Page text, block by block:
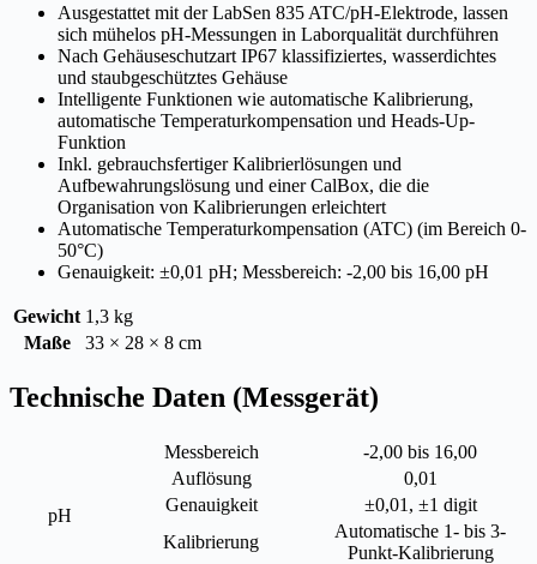
Ausgestattet mit der LabSen 835 ATC/pH-Elektrode, lassen
sich mühelos pH-Messungen in Laborqualität durchführen
Nach Gehäuseschutzart IP67 klassifiziertes, wasserdichtes
und staubgeschütztes Gehäuse
Intelligente Funktionen wie automatische Kalibrierung,
automatische Temperaturkompensation und Heads-Up-
Funktion
Inkl. gebrauchsfertiger Kalibrierlösungen und
Aufbewahrungslösung und einer CalBox, die die
Organisation von Kalibrierungen erleichtert
Automatische Temperaturkompensation (ATC) (im Bereich 0-
50°C)
Genauigkeit: ±0,01 pH; Messbereich: -2,00 bis 16,00 pH
Gewicht 1,3 kg
Maße
33 × 28 × 8 cm
Technische Daten (Messgerät)
pH
Messbereich
-2,00 bis 16,00
Auflösung
0,01
Genauigkeit
±0,01, ±1 digit
Kalibrierung
Automatische 1- bis 3-
Punkt-Kalibrierung